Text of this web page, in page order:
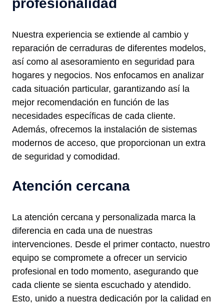
Nuestra experiencia se extiende al cambio y
reparación de cerraduras de diferentes modelos,
así como al asesoramiento en seguridad para
hogares y negocios. Nos enfocamos en analizar
cada situación particular, garantizando así la
mejor recomendación en función de las
necesidades específicas de cada cliente.
Además, ofrecemos la instalación de sistemas
modernos de acceso, que proporcionan un extra
de seguridad y comodidad.
Atención cercana
La atención cercana y personalizada marca la
diferencia en cada una de nuestras
intervenciones. Desde el primer contacto, nuestro
equipo se compromete a ofrecer un servicio
profesional en todo momento, asegurando que
cada cliente se sienta escuchado y atendido.
Esto, unido a nuestra dedicación por la calidad en